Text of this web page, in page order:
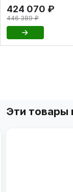
424 070 ₽
446 389 ₽
Эти товары